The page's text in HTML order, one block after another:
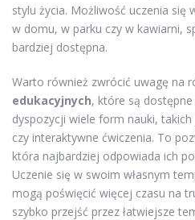
stylu życia. Możliwość uczenia się
w domu, w parku czy w kawiarni,
bardziej dostępna.
Warto również zwrócić uwagę na
edukacyjnych, które są
dyspozycji wiele form nauki,
czy interaktywne ćwiczenia. To
która najbardziej odpowiada ich
Uczenie się w swoim własnym
mogą poświęcić więcej czasu na
szybko przejść przez łatwiejsze